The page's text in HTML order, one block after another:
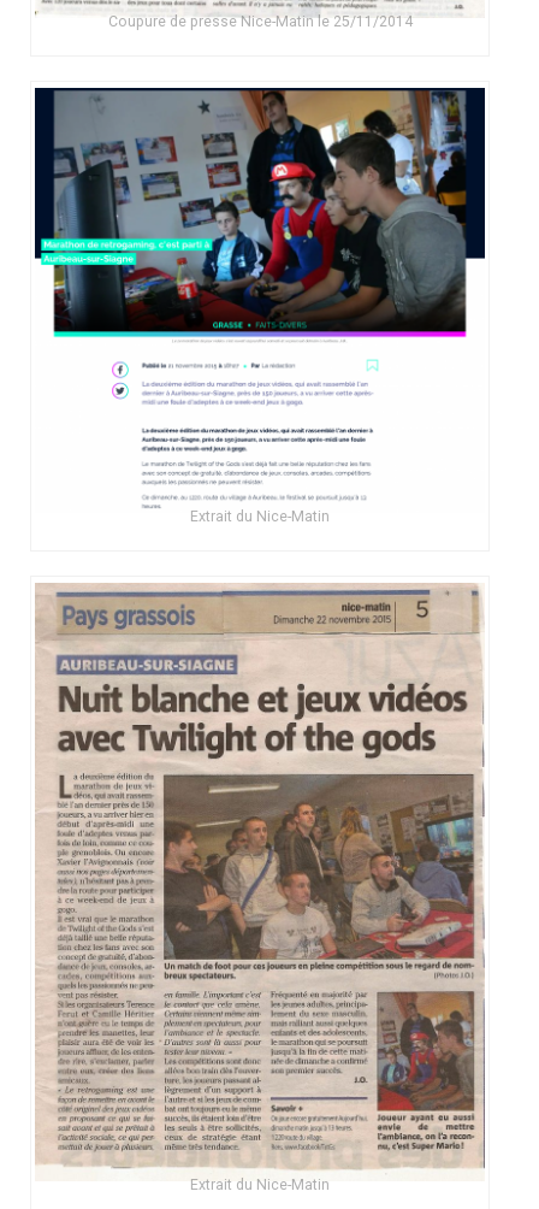
Coupure de presse Nice-Matin le 25/11/2014
Extrait du Nice-Matin
Extrait du Nice-Matin